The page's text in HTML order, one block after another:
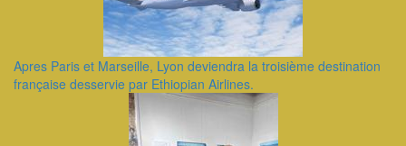
Apres Paris et Marseille, Lyon deviendra la troisième destination
française desservie par Ethiopian Airlines.